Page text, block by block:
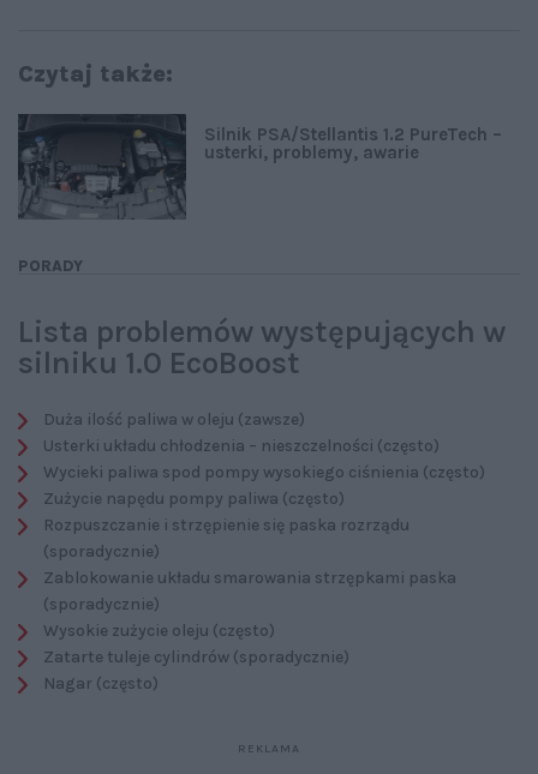
Czytaj także:
PORADY
Silnik PSA/Stellantis 1.2 PureTech –
usterki, problemy, awarie
Lista problemów występujących w
silniku 1.0 EcoBoost
Duża ilość paliwa w oleju (zawsze)
Usterki układu chłodzenia – nieszczelności (często)
Wycieki paliwa spod pompy wysokiego ciśnienia (często)
Zużycie napędu pompy paliwa (często)
Rozpuszczanie i strzępienie się paska rozrządu
(sporadycznie)
Zablokowanie układu smarowania strzępkami paska
(sporadycznie)
Wysokie zużycie oleju (często)
Zatarte tuleje cylindrów (sporadycznie)
Nagar (często)